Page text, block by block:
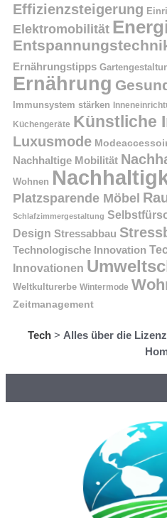
Effizienzsteigerung
Elektromobilität
Ernährungstipps
Ernährung
Immunsystem stärken
Küchengeräte Künstliche
Luxusmode
Nachhaltige Mobilität
Wohnen
Platzsparende Möbel
Schlafzimmergestaltung
Design Stressabbau
Technologische Innovation
Innovationen
Weltkulturerbe Wintermode
Zeitmanagement
Tech > Alles über die